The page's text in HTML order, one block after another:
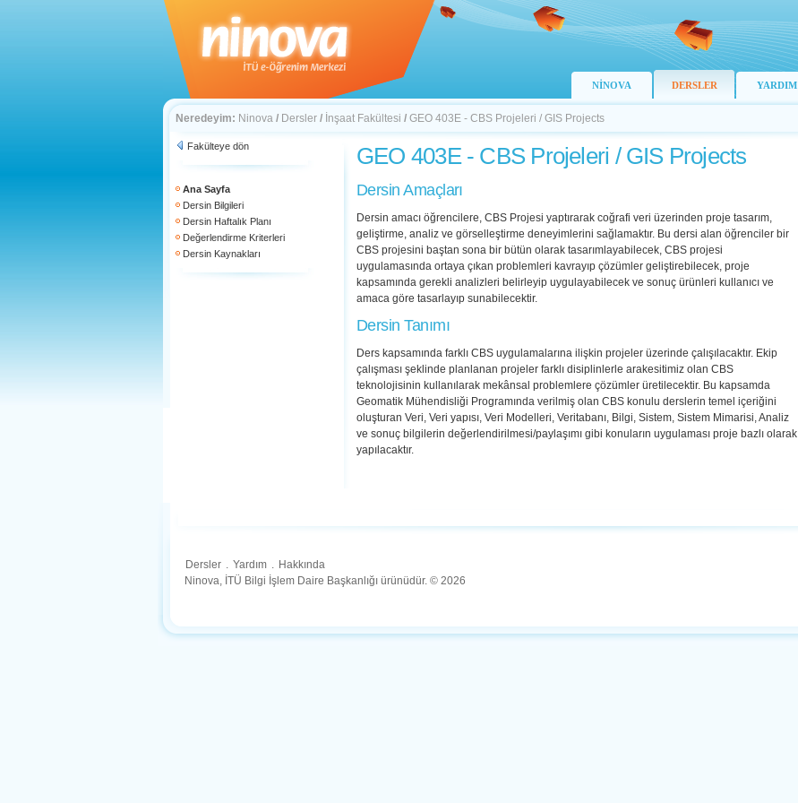
NİNOVA DERSLER YARDIM
Neredeyim: Ninova / Dersler / İnşaat Fakültesi / GEO 403E - CBS Projeleri / GIS Projects
Fakülteye dön
Ana Sayfa
Dersin Bilgileri
Dersin Haftalık Planı
Değerlendirme Kriterleri
Dersin Kaynakları
GEO 403E - CBS Projeleri / GIS Projects
Dersin Amaçları
Dersin amacı öğrencilere, CBS Projesi yaptırarak coğrafi veri üzerinden proje tasarım,
geliştirme, analiz ve görselleştirme deneyimlerini sağlamaktır. Bu dersi alan öğrenciler bir
CBS projesini baştan sona bir bütün olarak tasarımlayabilecek, CBS projesi
uygulamasında ortaya çıkan problemleri kavrayıp çözümler geliştirebilecek, proje
kapsamında gerekli analizleri belirleyip uygulayabilecek ve sonuç ürünleri kullanıcı ve
amaca göre tasarlayıp sunabilecektir.
Dersin Tanımı
Ders kapsamında farklı CBS uygulamalarına ilişkin projeler üzerinde çalışılacaktır. Ekip
çalışması şeklinde planlanan projeler farklı disiplinlerle arakesitimiz olan CBS
teknolojisinin kullanılarak mekânsal problemlere çözümler üretilecektir. Bu kapsamda
Geomatik Mühendisliği Programında verilmiş olan CBS konulu derslerin temel içeriğini
oluşturan Veri, Veri yapısı, Veri Modelleri, Veritabanı, Bilgi, Sistem, Sistem Mimarisi, Analiz
ve sonuç bilgilerin değerlendirilmesi/paylaşımı gibi konuların uygulaması proje bazlı olarak
yapılacaktır.
Dersler . Yardım . Hakkında
Ninova, İTÜ Bilgi İşlem Daire Başkanlığı ürünüdür. © 2026